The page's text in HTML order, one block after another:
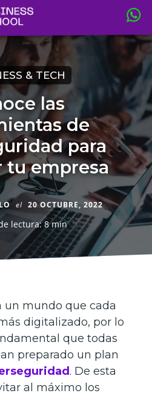
& TECH
las
de
para
tu empresa
el 20 OCTUBRE, 2022
lectura: 8 min
un mundo que cada
digitalizado, por lo
que todas
preparado un plan
. De esta
al máximo los